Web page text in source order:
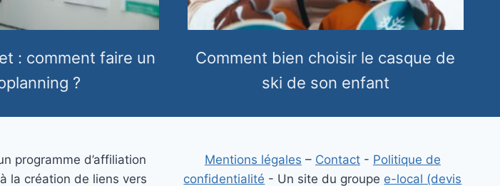
: comment faire un
?
Comment bien choisir le casque de
ski de son enfant
programme d’affiliation
la création de liens vers
Mentions légales – Contact- Politique de
confidentialité - Un site du groupe e-local (devis